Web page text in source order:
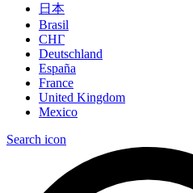
日本
Brasil
СНГ
Deutschland
España
France
United Kingdom
Mexico
Search icon